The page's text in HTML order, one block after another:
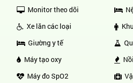
Monitor theo dõi
Xe lăn các loại
Giường y tế
Máy tạo oxy
Máy đo SpO2